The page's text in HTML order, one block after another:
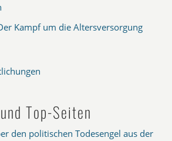
Kampf um die Altersversorgung
Top-Seiten
den politischen Todesengel aus der